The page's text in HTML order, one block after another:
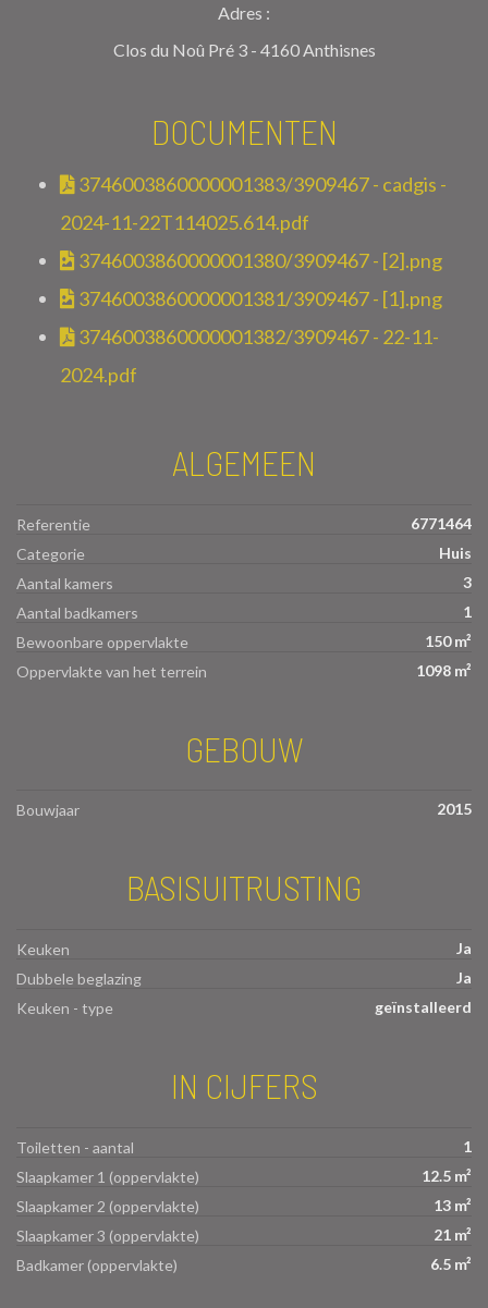
Adres :
Clos du Noû Pré 3 - 4160 Anthisnes
DOCUMENTEN
3746003860000001383/3909467 - cadgis -
2024-11-22T114025.614.pdf
3746003860000001380/3909467 - [2].png
3746003860000001381/3909467 - [1].png
3746003860000001382/3909467 - 22-11-
2024.pdf
ALGEMEEN
Referentie
6771464
Categorie
Huis
Aantal kamers
3
Aantal badkamers
1
Bewoonbare oppervlakte
150 m²
Oppervlakte van het terrein
1098 m²
GEBOUW
Bouwjaar 2015
BASISUITRUSTING
Keuken
Ja
Dubbele beglazing
Ja
Keuken - type
geïnstalleerd
IN CIJFERS
Toiletten - aantal
1
Slaapkamer 1 (oppervlakte)
12.5 m²
Slaapkamer 2 (oppervlakte)
13 m²
Slaapkamer 3 (oppervlakte)
21 m²
Badkamer (oppervlakte)
6.5 m²